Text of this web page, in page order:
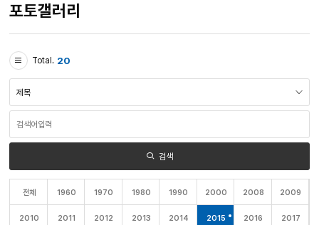
포토갤러리
Total. 20
검
색
역
검
입
검색
전체 1960 1970 1980 1990 2000 2008 2009
2010 2011 2012 2013 2014 2015 2016 2017